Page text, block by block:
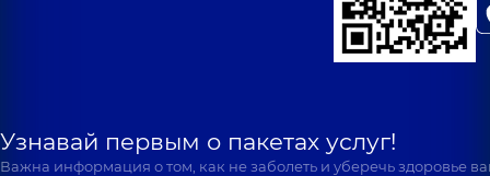
Узнавай первым о пакетах услуг!
Важна информация о том, как не заболеть и уберечь здоровье